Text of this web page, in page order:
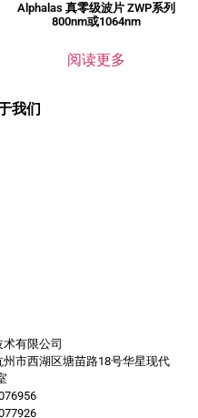
Alphalas 真零级波片 ZWP系列
800nm或1064nm
阅读更多
我们
有限公司
市西湖区塘苗路18号华星现代